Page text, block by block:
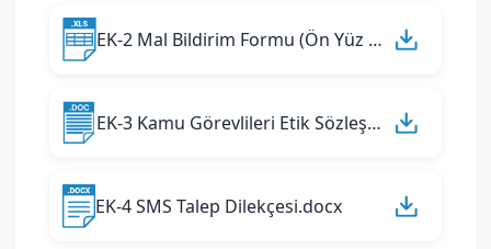
EK-2 Mal Bildirim Formu (Ön Yüz - Arka Yüz).xls
EK-3 Kamu Görevlileri Etik Sözleşmesi.doc
EK-4 SMS Talep Dilekçesi.docx